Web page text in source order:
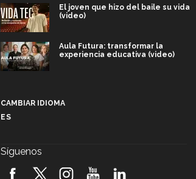
El joven que hizo del baile su vida
(video)
Aula Futura: transformar la
experiencia educativa (video)
robótica FIRST 2026! (video)
CAMBIAR IDIOMA
ES
Síguenos